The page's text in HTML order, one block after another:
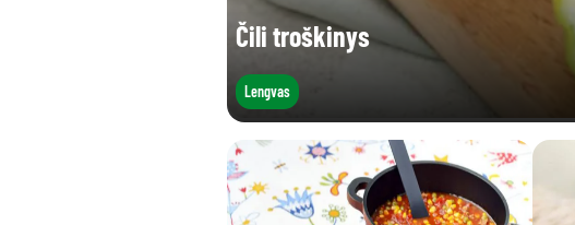
Čili troškinys
Lengvas